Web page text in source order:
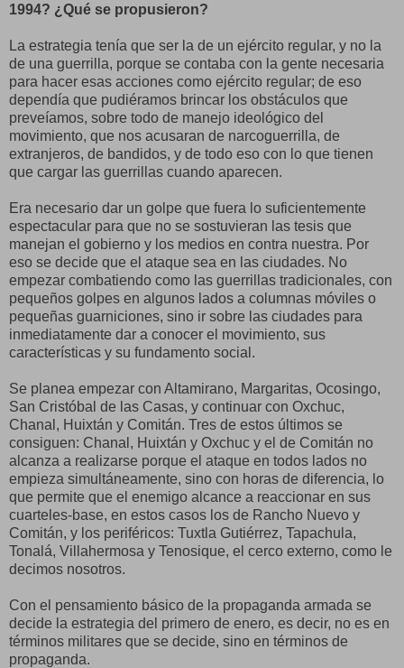
1994? ¿Qué se propusieron?
La estrategia tenía que ser la de un ejército regular, y no la
de una guerrilla, porque se contaba con la gente necesaria
para hacer esas acciones como ejército regular; de eso
dependía que pudiéramos brincar los obstáculos que
preveíamos, sobre todo de manejo ideológico del
movimiento, que nos acusaran de narcoguerrilla, de
extranjeros, de bandidos, y de todo eso con lo que tienen
que cargar las guerrillas cuando aparecen.
Era necesario dar un golpe que fuera lo suficientemente
espectacular para que no se sostuvieran las tesis que
manejan el gobierno y los medios en contra nuestra. Por
eso se decide que el ataque sea en las ciudades. No
empezar combatiendo como las guerrillas tradicionales, con
pequeños golpes en algunos lados a columnas móviles o
pequeñas guarniciones, sino ir sobre las ciudades para
inmediatamente dar a conocer el movimiento, sus
características y su fundamento social.
Se planea empezar con Altamirano, Margaritas, Ocosingo,
San Cristóbal de las Casas, y continuar con Oxchuc,
Chanal, Huixtán y Comitán. Tres de estos últimos se
consiguen: Chanal, Huixtán y Oxchuc y el de Comitán no
alcanza a realizarse porque el ataque en todos lados no
empieza simultáneamente, sino con horas de diferencia, lo
que permite que el enemigo alcance a reaccionar en sus
cuarteles-base, en estos casos los de Rancho Nuevo y
Comitán, y los periféricos: Tuxtla Gutiérrez, Tapachula,
Tonalá, Villahermosa y Tenosique, el cerco externo, como le
decimos nosotros.
Con el pensamiento básico de la propaganda armada se
decide la estrategia del primero de enero, es decir, no es en
términos militares que se decide, sino en términos de
propaganda.